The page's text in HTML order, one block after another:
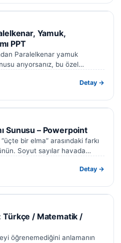
Yamuk,
PPT
Paralelkenar yamuk
arıyorsanız, bu özel
Detay →
Sunusu – Powerpoint
bir elma” arasındaki farkı
Soyut sayılar havada
Detay →
Türkçe / Matematik /
öğrenemediğini anlamanın